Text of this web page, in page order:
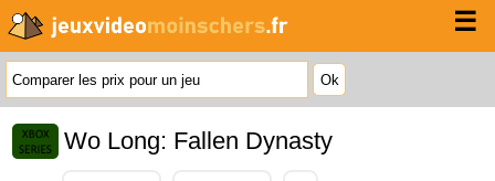
☰
Wo Long: Fallen Dynasty